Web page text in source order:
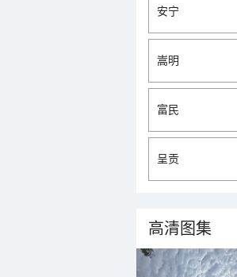
安宁
嵩明
富民
呈贡
高清图集